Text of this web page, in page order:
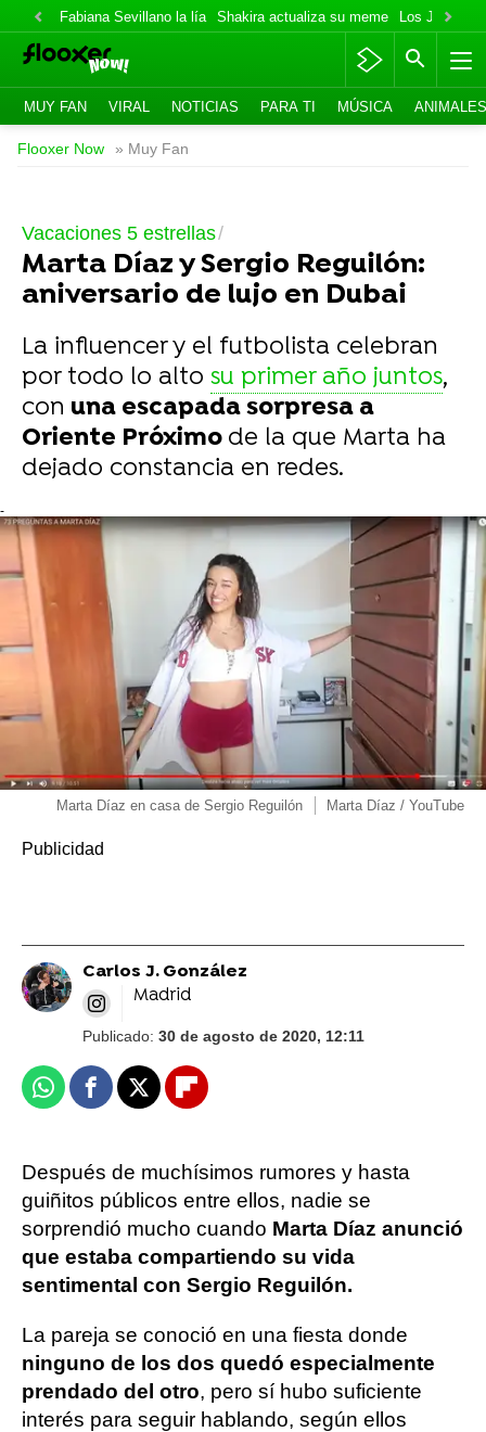
Fabiana Sevillano la lía Shakira actualiza su meme Los Jonas
MUY FAN VIRAL NOTICIAS PARA TI MÚSICA ANIMALES
Flooxer Now » Muy Fan
Vacaciones 5 estrellas
Marta Díaz y Sergio Reguilón:
aniversario de lujo en Dubai
La influencer y el futbolista celebran
por todo lo alto su primer año juntos,
con una escapada sorpresa a
Oriente Próximo de la que Marta ha
dejado constancia en redes.
-
Marta Díaz en casa de Sergio Reguilón Marta Díaz / YouTube
Carlos J. González
Madrid
Publicado: 30 de agosto de 2020, 12:11
WhatsappFacebook
X Flipboard
Después de muchísimos rumores y hasta
guiñitos públicos entre ellos, nadie se
sorprendió mucho cuando Marta Díaz anunció
que estaba compartiendo su vida
sentimental con Sergio Reguilón.
La pareja se conoció en una fiesta donde
ninguno de los dos quedó especialmente
prendado del otro, pero sí hubo suficiente
interés para seguir hablando, según ellos